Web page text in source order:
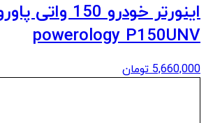
اینورتر خودرو
powerology P150UNV
5,660,000 تومان